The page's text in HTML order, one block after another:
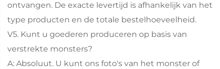
ontvangen. De exacte levertijd is afhankelijk van het
type producten en de totale bestelhoeveelheid.
V5. Kunt u goederen produceren op basis van
verstrekte monsters?
A: Absoluut. U kunt ons foto's van het monster of